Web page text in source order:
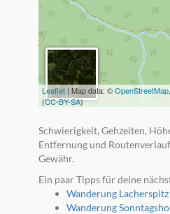
Leaflet| Map data: ©OpenStreetMap
(CC-BY-SA)
Schwierigkeit, Gehzeiten,
Entfernung und
Gewähr.
Ein paar Tipps für deine
Wanderung Lacherspitz
Wanderung